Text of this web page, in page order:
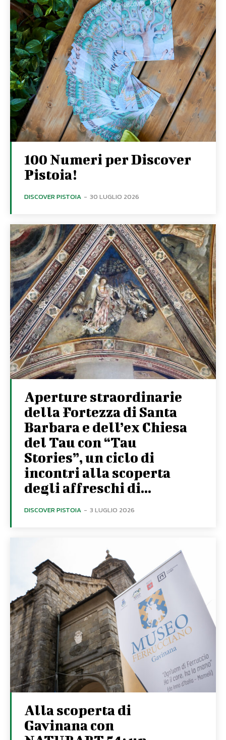
100 Numeri per Discover
Pistoia!
DISCOVER PISTOIA - 30 LUGLIO 2026
Aperture straordinarie
della Fortezza di Santa
Barbara e dell’ex Chiesa
del Tau con “Tau
Stories”, un ciclo di
incontri alla scoperta
degli affreschi di...
DISCOVER PISTOIA - 3 LUGLIO 2026
Alla scoperta di
Gavinana con